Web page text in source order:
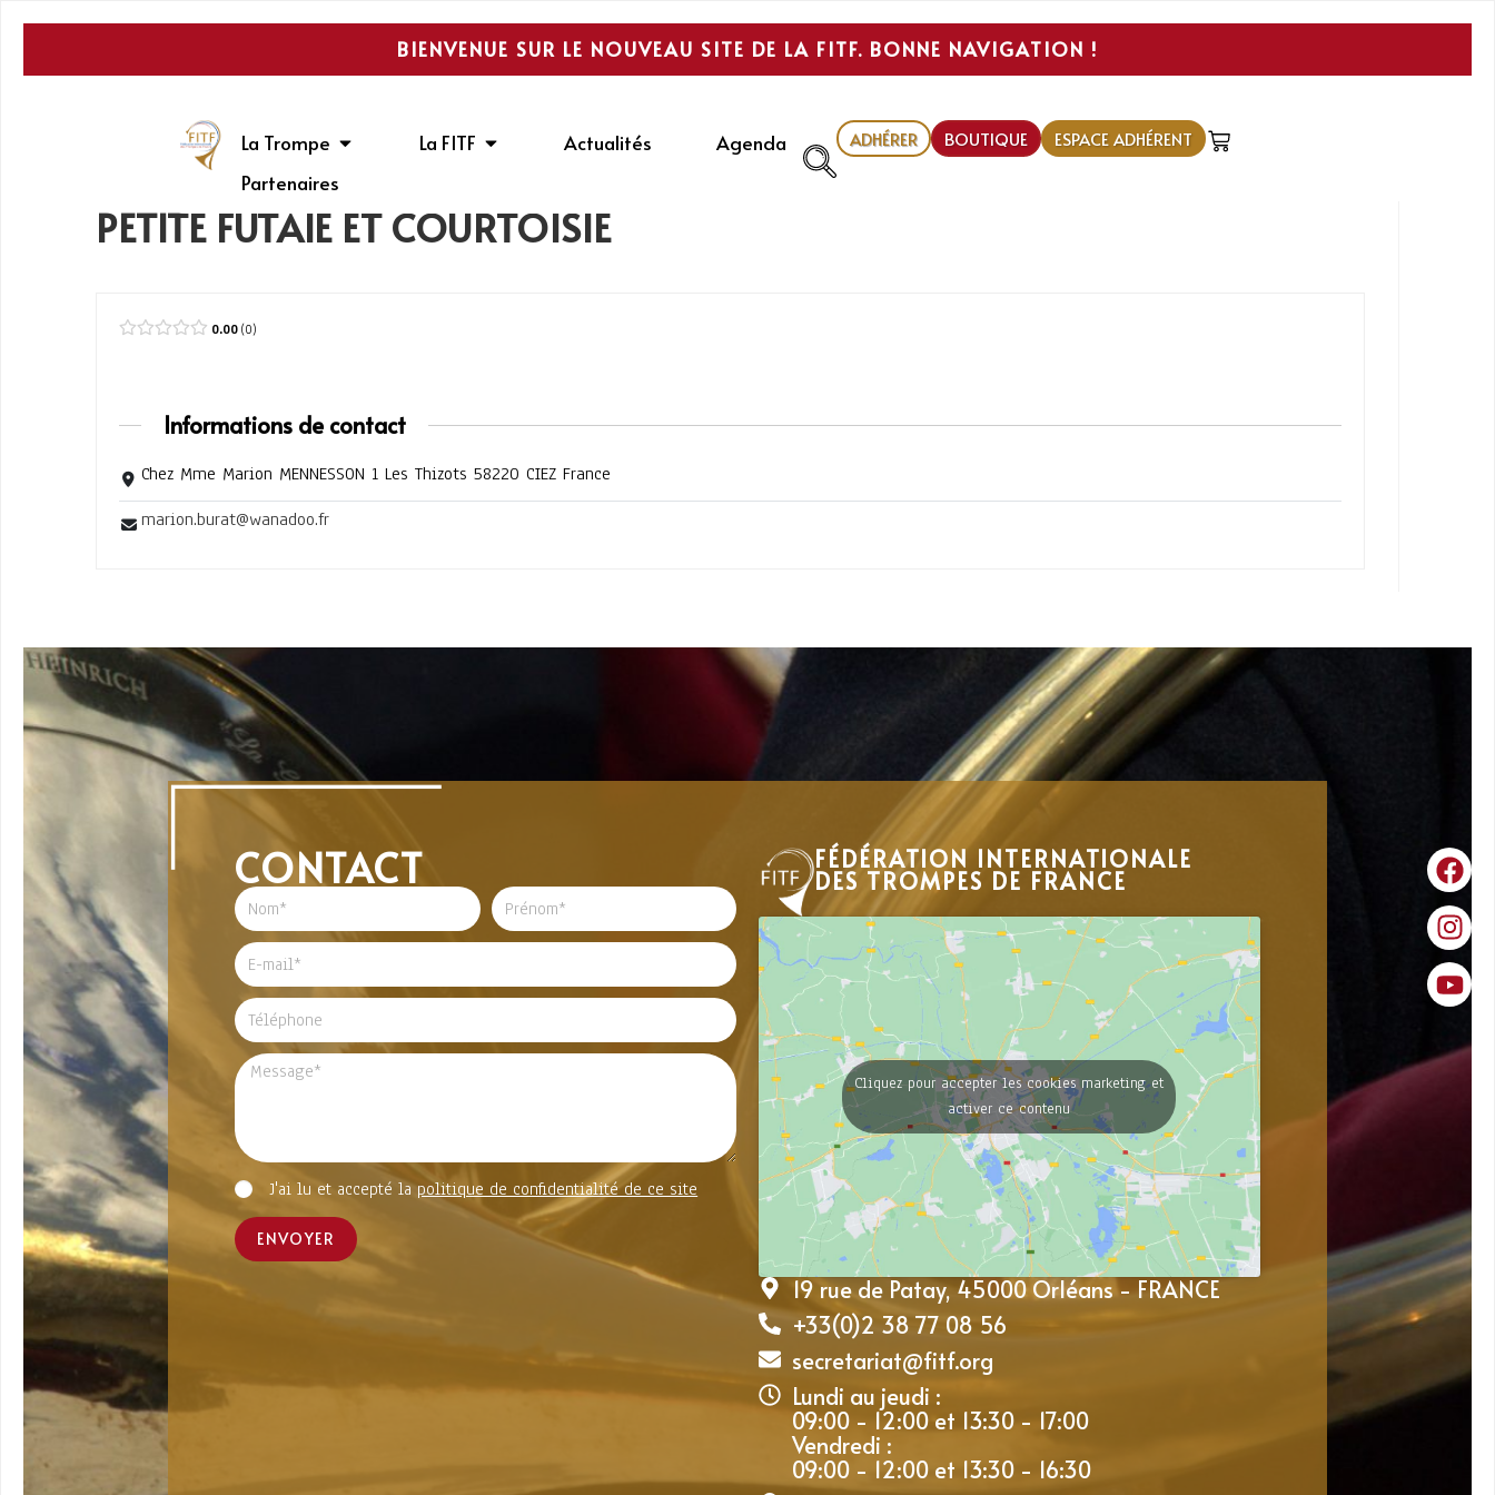
BIENVENUE SUR LE NOUVEAU SITE DE LA FITF. BONNE NAVIGATION !
La Trompe La FITF Actualités
Agenda
Partenaires
ADHÉRER BOUTIQUE ESPACE ADHÉRENT
PETITE FUTAIE ET COURTOISIE
0.00 0
Informations de contact
Chez Mme Marion MENNESSON 1 Les Thizots 58220 CIEZ France
marion.burat@wanadoo.fr
CONTACT
J'ai lu et accepté lapolitique de confidentialité de ce site
ENVOYER
FÉDÉRATION INTERNATIONALE
DES TROMPES DE FRANCE
Cliquez pour accepter les cookies marketing et
activer ce contenu
19 rue de Patay, 45000 Orléans - FRANCE
+33(0)2 38 77 08 56
secretariat@fitf.org
Lundi au jeudi :
09:00 - 12:00 et 13:30 - 17:00
Vendredi :
09:00 - 12:00 et 13:30 - 16:30